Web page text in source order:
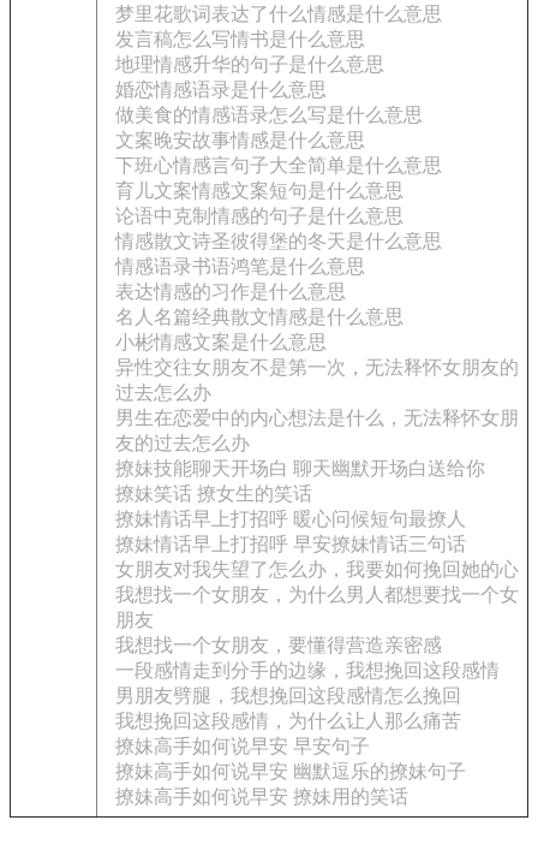
梦里花歌词表达了什么情感是什么意思
发言稿怎么写情书是什么意思
地理情感升华的句子是什么意思
婚恋情感语录是什么意思
做美食的情感语录怎么写是什么意思
文案晚安故事情感是什么意思
下班心情感言句子大全简单是什么意思
育儿文案情感文案短句是什么意思
论语中克制情感的句子是什么意思
情感散文诗圣彼得堡的冬天是什么意思
情感语录书语鸿笔是什么意思
表达情感的习作是什么意思
名人名篇经典散文情感是什么意思
小彬情感文案是什么意思
异性交往女朋友不是第一次，无法释怀女朋友的
过去怎么办
男生在恋爱中的内心想法是什么，无法释怀女朋
友的过去怎么办
撩妹技能聊天开场白 聊天幽默开场白送给你
撩妹笑话 撩女生的笑话
撩妹情话早上打招呼 暖心问候短句最撩人
撩妹情话早上打招呼 早安撩妹情话三句话
女朋友对我失望了怎么办，我要如何挽回她的心
我想找一个女朋友，为什么男人都想要找一个女
朋友
我想找一个女朋友，要懂得营造亲密感
一段感情走到分手的边缘，我想挽回这段感情
男朋友劈腿，我想挽回这段感情怎么挽回
我想挽回这段感情，为什么让人那么痛苦
撩妹高手如何说早安 早安句子
撩妹高手如何说早安 幽默逗乐的撩妹句子
撩妹高手如何说早安 撩妹用的笑话